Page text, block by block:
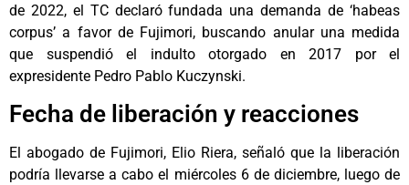
de 2022, el TC declaró fundada una demanda de ‘habeas
corpus’ a favor de Fujimori, buscando anular una medida
que suspendió el indulto otorgado en 2017 por el
expresidente Pedro Pablo Kuczynski.
Fecha de liberación y reacciones
El abogado de Fujimori, Elio Riera, señaló que la liberación
podría llevarse a cabo el miércoles 6 de diciembre, luego de